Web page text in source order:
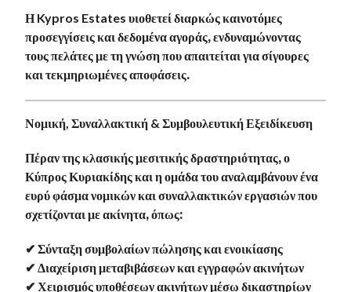
ΗKypros Estates υιοθετεί διαρκώς καινοτόμες
προσεγγίσεις και δεδομένα αγοράς, ενδυναμώνοντας
τους πελάτες με τη γνώση που απαιτείται για σίγουρες
και τεκμηριωμένες αποφάσεις.
Νομική, Συναλλακτική & Συμβουλευτική Εξειδίκευση
Πέραν της κλασικής μεσιτικής δραστηριότητας, ο
Κύπρος Κυριακίδης και η ομάδα του αναλαμβάνουν ένα
ευρύ φάσμανομικών και συναλλακτικών εργασιώνπου
σχετίζονται με ακίνητα, όπως:
✔ Σύνταξη συμβολαίων πώλησης και ενοικίασης
✔ Διαχείριση μεταβιβάσεων και εγγραφών ακινήτων
✔ Χειρισμός υποθέσεων ακινήτων μέσω δικαστηρίων